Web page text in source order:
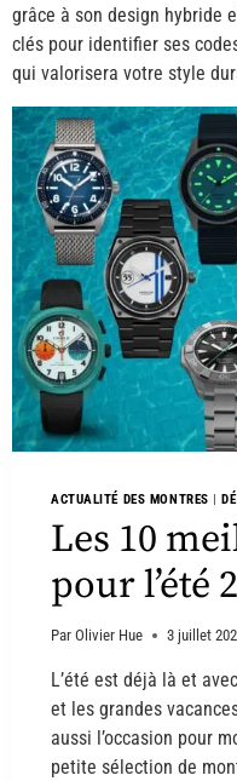
grâce à son design hybride
clés pour identifier ses
qui valorisera votre style
ACTUALITÉ DES MONTRES
Les 10
pour l’été
Par Olivier Hue 3 juillet
L’été est déjà là et
et les grandes
aussi l’occasion pour
petite sélection de